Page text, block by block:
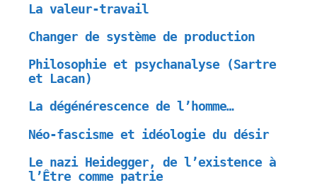
La valeur-travail
Changer de système de production
Philosophie et psychanalyse (Sartre
et Lacan)
La dégénérescence de l’homme…
Néo-fascisme et idéologie du désir
Le nazi Heidegger, de l’existence à
l’Être comme patrie